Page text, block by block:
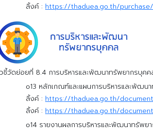
ลิ้งค์ : https://thaduea.go.th/
ชี้วัดย่อยที่ 8.4 การบริหารและพัฒนาทรัพยากรบุคค
o13 หลักเกณฑ์และแผนการบริหารและพัฒ
ลิ้งค์ : https://thaduea.go.th/
ลิ้งค์ : https://thaduea.go.th/
o14 รายงานผลการบริหารและพัฒนาทรัพ